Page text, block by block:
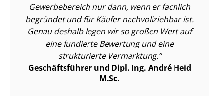
Gewerbebereich nur dann, wenn er fachlich
begründet und für Käufer nachvollziehbar ist.
Genau deshalb legen wir so großen Wert auf
eine fundierte Bewertung und eine
strukturierte Vermarktung.
Geschäftsführer und Dipl. Ing. André Heid
M.Sc.